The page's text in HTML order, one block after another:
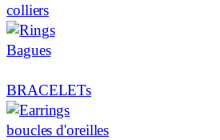
colliers
Bagues
BRACELETs
boucles d'oreilles